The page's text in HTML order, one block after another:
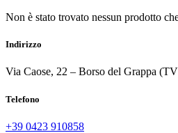
Non è stato trovato nessun prodotto
Indirizzo
Via Caose, 22 – Borso del Grappa
Telefono
+39 0423 910858